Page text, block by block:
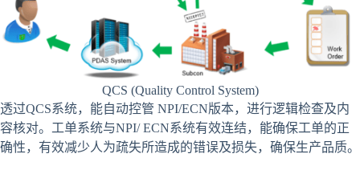
QCS (Quality Control System)
透过QCS系统，能自动控管 NPI/ECN版本，进行逻辑检查及内
容核对。工单系统与NPI/ ECN系统有效连结，能确保工单的正
确性，有效减少人为疏失所造成的错误及损失，确保生产品质。